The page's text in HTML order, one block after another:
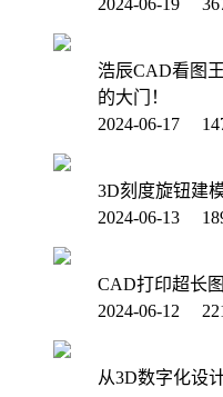
浩辰CAD看图
的大门！
2024-06-17
3D刻度旋钮建
2024-06-13
CAD打印超长
2024-06-12
从3D数字化设